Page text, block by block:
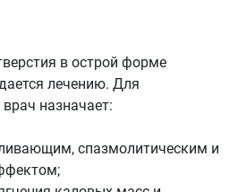
в острой форме
лечению. Для
назначает:
спазмолитическим и